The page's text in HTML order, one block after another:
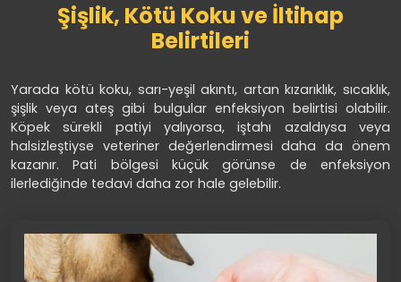
Şişlik, Kötü Koku ve İltihap
Belirtileri
Yarada kötü koku, sarı-yeşil akıntı, artan kızarıklık, sıcaklık,
şişlik veya ateş gibi bulgular enfeksiyon belirtisi olabilir.
Köpek sürekli patiyi yalıyorsa, iştahı azaldıysa veya
halsizleştiyse veteriner değerlendirmesi daha da önem
kazanır. Pati bölgesi küçük görünse de enfeksiyon
ilerlediğinde tedavi daha zor hale gelebilir.